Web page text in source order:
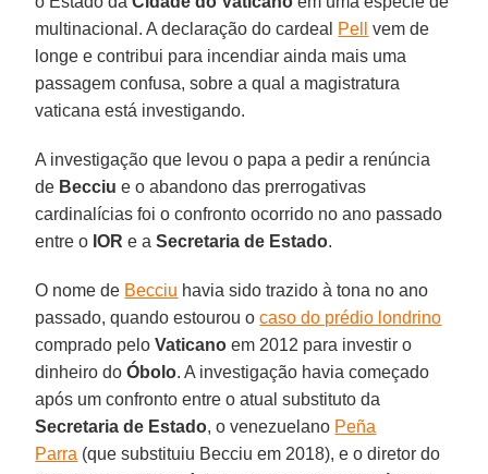
multinacional. A declaração do cardeal Pell
vem de
longe e contribui para incendiar ainda mais uma
passagem confusa, sobre a qual a magistratura
vaticana está investigando.
A investigação que levou o papa a pedir a renúncia
de Becciu e o abandono das prerrogativas
cardinalícias foi o confronto ocorrido no ano passado
entre o IOR e aSecretaria de Estado.
O nome de Becciu havia sido trazido à tona no ano
passado, quando estourou ocaso do prédio londrino
comprado peloVaticano em 2012 para investir o
dinheiro doÓbolo. A investigação havia começado
após um confronto entre o atual substituto da
Secretaria de Estado, o venezuelano Peña
Parra (que substituiu Becciu em 2018), e o diretor do